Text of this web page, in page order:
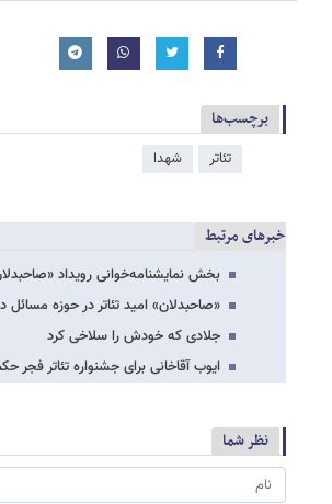
برچسب‌ها
تئاتر شهدا
خبرهای مرتبط
بخش نمایشنامه‌خوانی رویداد
«صاحبدلان» امید تئاتر در حوزه
جلادی که خودش را سلاخی کرد
ایوب آقاخانی برای جشنواره تئاتر فجر
نظر شما